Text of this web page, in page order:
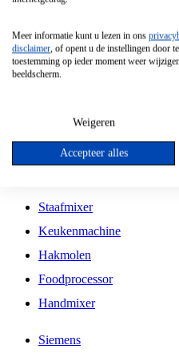
Vrijstaande Magnetron
Vrijstaande Kookplaat
Inbouw Gaskookplaat
Inbouw Keramische
Kookplaat Accessoires
Staafmixer
Keukenmachine
Hakmolen
Foodprocessor
Handmixer
Siemens
Meer informatie kunt u lezen in ons
disclaimer, of opent u de instellingen door
toestemming op ieder moment weer
beeldscherm.
Weigeren
Accepteer alles